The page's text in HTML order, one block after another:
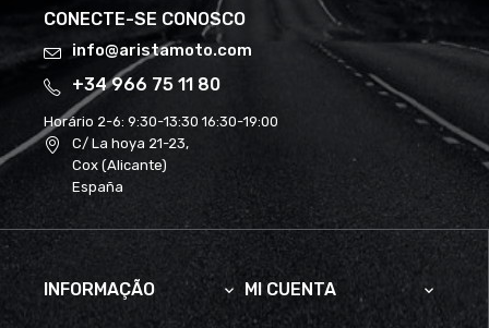
CONECTE-SE CONOSCO
info@aristamoto.com
+34 966 75 11 80
Horário 2-6: 9:30-13:30 16:30-19:00
C/ La hoya 21-23,
Cox (Alicante)
España
INFORMAÇÃO  MI CUENTA 